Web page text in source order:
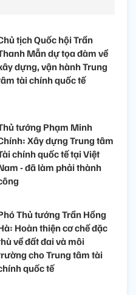
tịch Quốc hội Trần
Mẫn dự tọa đàm về
dựng, vận hành Trung
tài chính quốc tế
tướng Phạm Minh
Xây dựng Trung tâm
chính quốc tế tại Việt
- đã làm phải thành
Thủ tướng Trần Hồng
Hoàn thiện cơ chế đặc
về đất đai và môi
cho Trung tâm tài
quốc tế